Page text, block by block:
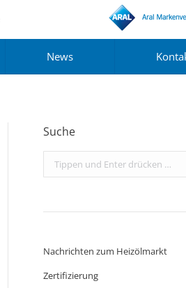
News
Suche
Search:
Nachrichten zum Heizölmarkt
Zertifizierung